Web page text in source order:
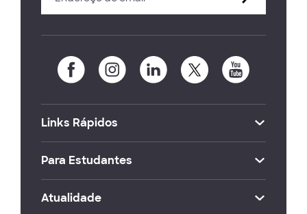
Links Rápidos
Para Estudantes
Atualidade